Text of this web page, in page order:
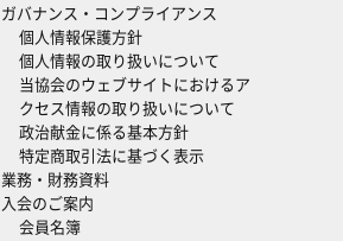
ガバナンス・コンプライアンス
個人情報保護方針
個人情報の取り扱いについて
当協会のウェブサイトにおけるア
クセス情報の取り扱いについて
政治献金に係る基本方針
特定商取引法に基づく表示
業務・財務資料
入会のご案内
会員名簿